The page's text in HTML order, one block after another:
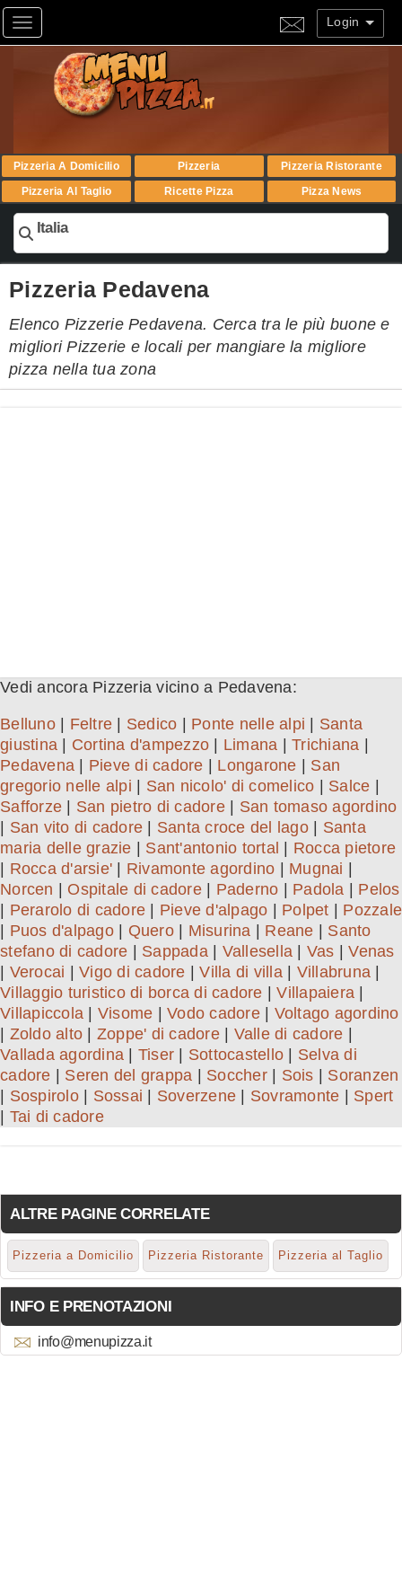
Toggle navigation Login
Pizzeria A Domicilio Pizzeria
Pizzeria Ristorante
Pizzeria Al Taglio
Ricette Pizza Pizza News
Italia
Pizzeria Pedavena
Elenco Pizzerie Pedavena. Cerca tra le più buone e
migliori Pizzerie e locali per mangiare la migliore
pizza nella tua zona
Vedi ancora Pizzeria vicino a Pedavena:
Belluno| Feltre Sedico Ponte nelle alpi
Santa
giustina
Cortina d'ampezzo Limana Trichiana
Pedavena
Pieve di cadore Longarone
San
gregorio nelle alpi
San nicolo' di comelico Salce
Safforze
San pietro di cadore| San tomaso agordino
San vito di cadore Santa croce del lago| Santa
maria delle grazie
Sant'antonio tortal
Rocca pietore
Rocca d'arsie' Rivamonte agordino Mugnai
Norcen
Ospitale di cadore| Paderno Padola
Pelos
Perarolo di cadore Pieve d'alpago Polpet
Pozzale
Puos d'alpago| Quero| Misurina Reane
Santo
stefano di cadore
Sappada| Vallesella Vas |Venas
Verocai Vigo di cadore |Villa di villa| Villabruna
Villaggio turistico di borca di cadore |Villapaiera
Villapiccola
Visome Vodo cadore| Voltago agordino
Zoldo alto Zoppe' di cadore| Valle di cadore
Vallada agordina
Tiser Sottocastello
Selva di
cadore
Seren del grappa Soccher| Sois
Soranzen
Sospirolo| Sossai Soverzene Sovramonte
Spert
Tai di cadore
ALTRE PAGINE CORRELATE
Pizzeria a Domicilio Pizzeria Ristorante Pizzeria al Taglio
INFO E PRENOTAZIONI
info@menupizza.it